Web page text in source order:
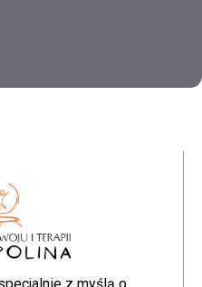
z myślą o